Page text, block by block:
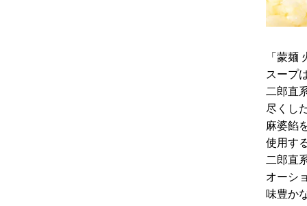
「蒙麺
スープ
二郎直
尽くし
麻婆餡
使用す
二郎直
オーシ
味豊か